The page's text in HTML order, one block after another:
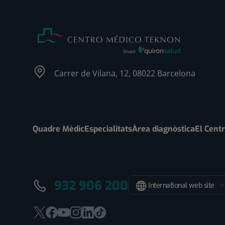
Carrer de Vilana, 12, 08022 Barcelona
Quadre MèdicEspecialitatsÀrea diagnòsticaEl
932 906 200 International web site